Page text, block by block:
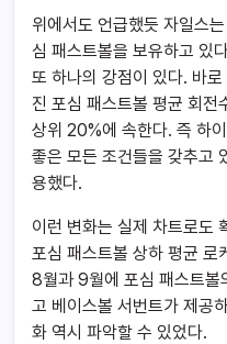
위에서도 언급했듯 자일스
심 패스트볼을 보유하고 있
또 하나의 강점이 있다. 바
진 포심 패스트볼 평균 회
상위 20%에 속한다. 즉 하
좋은 모든 조건들을 갖추고
용했다.
이런 변화는 실제 차트로도
포심 패스트볼 상하 평균 로
8월과 9월에 포심 패스트볼
고 베이스볼 서번트가 제공
화 역시 파악할 수 있었다.